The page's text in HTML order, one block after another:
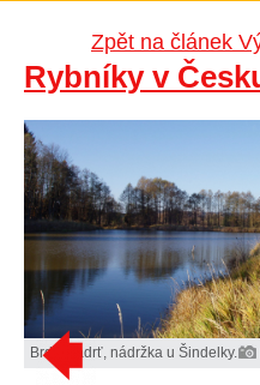
Zpět na článek
Rybníky v
Brdy, Padrť, nádržka u Šindelky.